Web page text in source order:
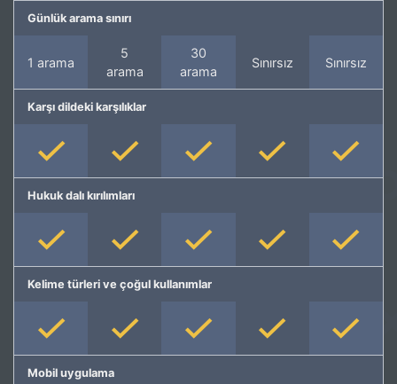
Günlük arama sınırı
1 arama
5
arama
30
arama
Sınırsız Sınırsız
Karşı dildeki karşılıklar
Hukuk dalı kırılımları
Kelime türleri ve çoğul kullanımlar
Mobil uygulama